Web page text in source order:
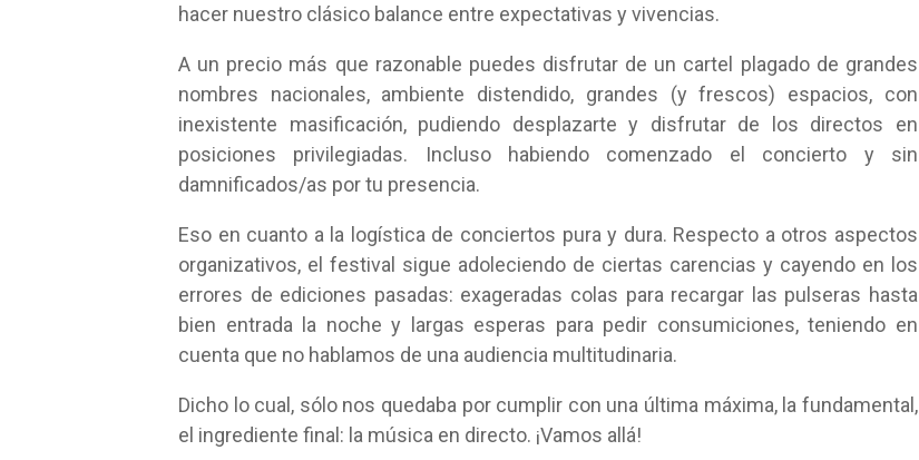
hacer nuestro clásico balance entre expectativas y vivencias.
A un precio más que razonable puedes disfrutar de un cartel plagado de grandes
nombres nacionales, ambiente distendido, grandes (y frescos) espacios, con
inexistente masificación, pudiendo desplazarte y disfrutar de los directos en
posiciones privilegiadas. Incluso habiendo comenzado el concierto y sin
damnificados/as por tu presencia.
Eso en cuanto a la logística de conciertos pura y dura. Respecto a otros aspectos
organizativos, el festival sigue adoleciendo de ciertas carencias y cayendo en los
errores de ediciones pasadas: exageradas colas para recargar las pulseras hasta
bien entrada la noche y largas esperas para pedir consumiciones, teniendo en
cuenta que no hablamos de una audiencia multitudinaria.
Dicho lo cual, sólo nos quedaba por cumplir con una última máxima, la fundamental,
el ingrediente final: la música en directo. ¡Vamos allá!